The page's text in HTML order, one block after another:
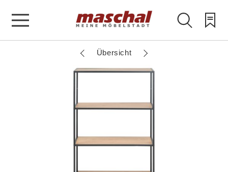
Übersicht